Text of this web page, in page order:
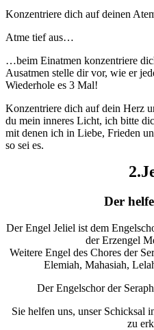
Konzentriere dich auf deinen
Atme tief aus…
…beim Einatmen konzentriere
Ausatmen stelle dir vor, wie er
Wiederhole es 3 Mal!
Konzentriere dich auf dein Herz
du mein inneres Licht, ich bitte
mit denen ich in Liebe, Frieden
so sei es.
Der
Der Engel Jeliel ist dem
der Erzengel
Weitere Engel des Chores der
Elemiah, Mahasiah,
Der Engelschor der
Sie helfen uns, unser Schicksal
zu